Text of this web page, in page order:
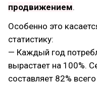
продвижением.
Особенно это
статистику:
— Каждый год
вырастает на 100%.
составляет 82%